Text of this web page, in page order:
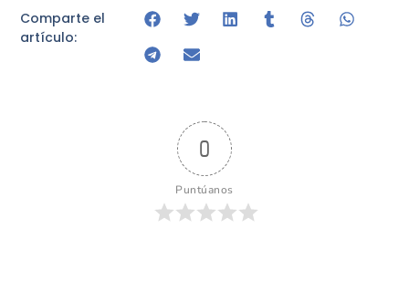
Comparte el
artículo:
0
Puntúanos